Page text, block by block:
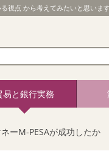
視点 から考えてみたいと思いま
易と銀行実務
ーM-PESAが成功したか